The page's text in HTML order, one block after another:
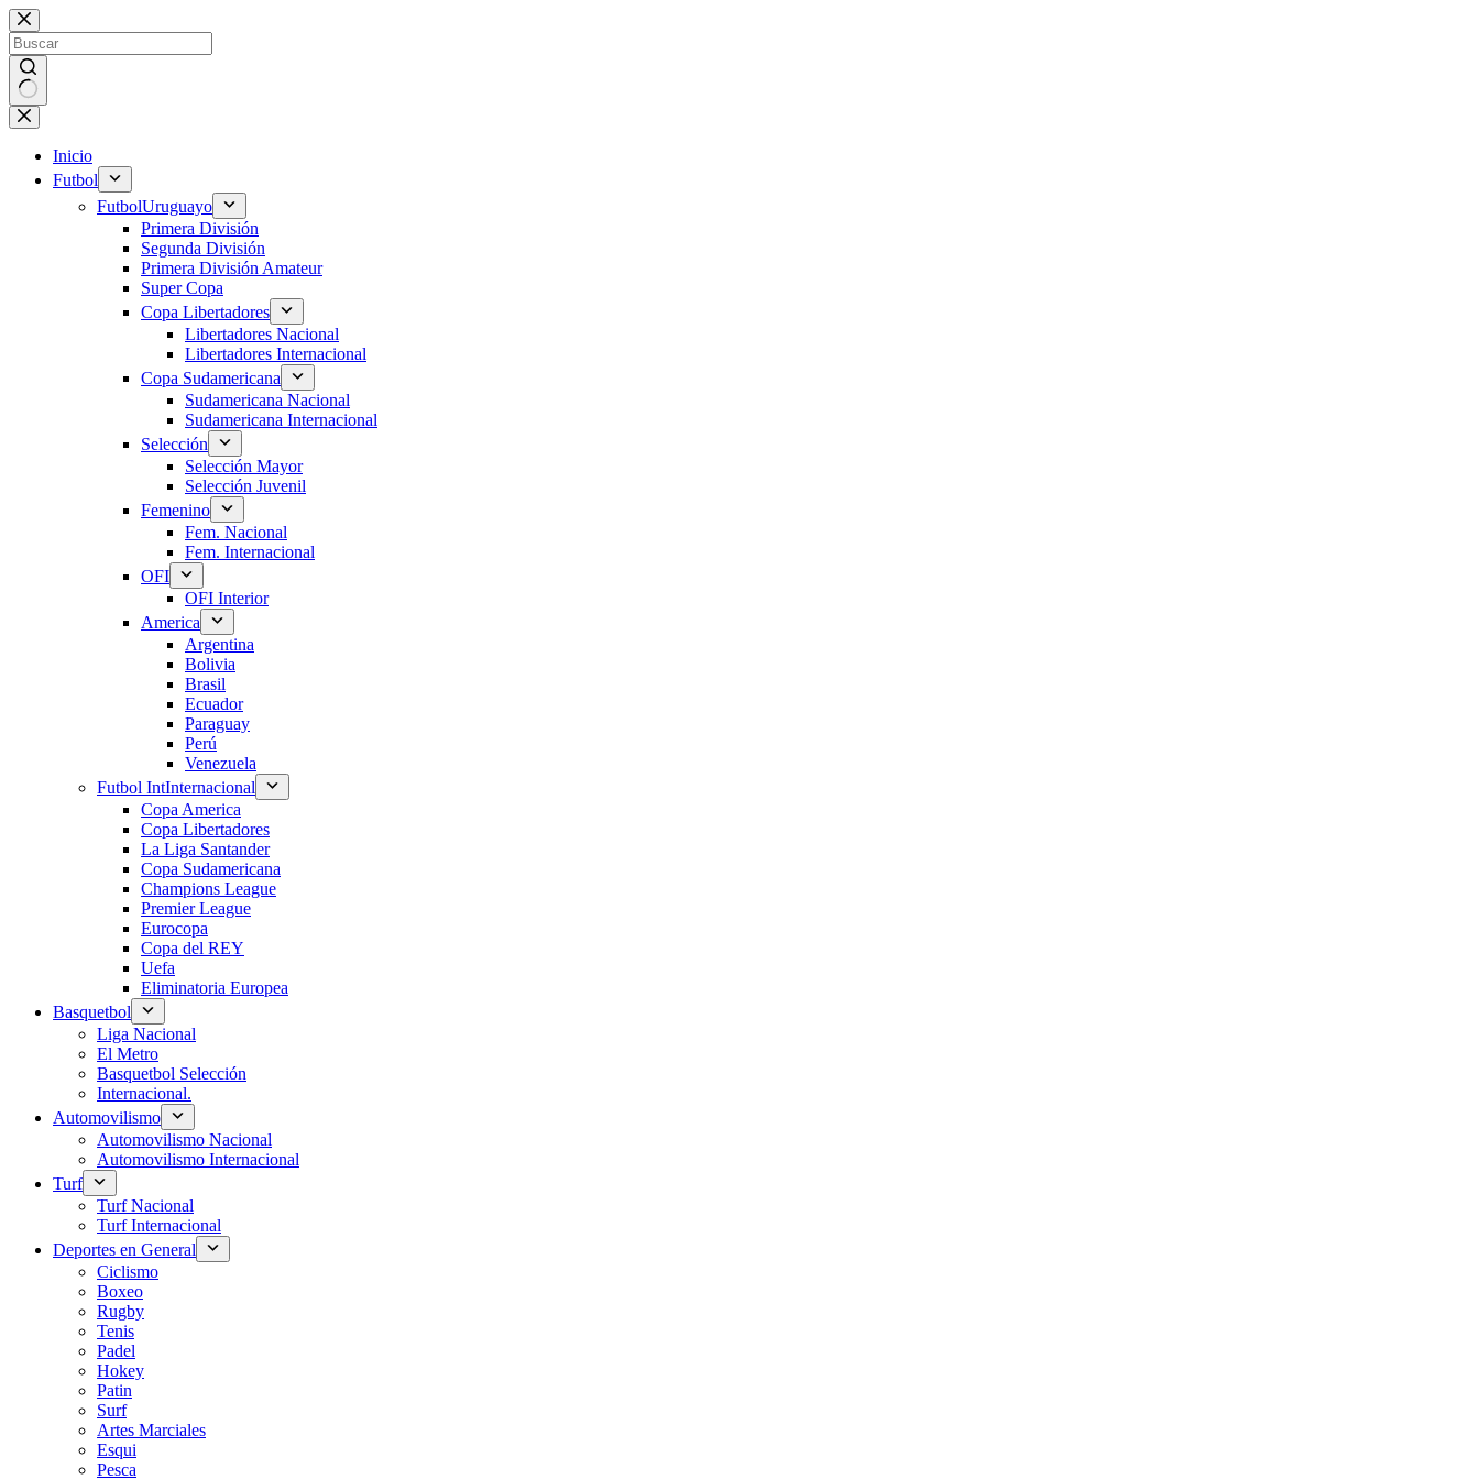
Saltar
al
contenido
Sin
resultados
Inicio
Futbol
FutbolUruguayo
Primera División
Segunda División
Primera División Amateur
Super Copa
Copa Libertadores
Libertadores Nacional
Libertadores Internacional
Copa Sudamericana
Sudamericana Nacional
Sudamericana Internacional
Selección
Selección Mayor
Selección Juvenil
Femenino
Fem. Nacional
Fem. Internacional
OFI
OFI Interior
America
Argentina
Bolivia
Brasil
Ecuador
Paraguay
Perú
Venezuela
Futbol IntInternacional
Copa America
Copa Libertadores
La Liga Santander
Copa Sudamericana
Champions League
Premier League
Eurocopa
Copa del REY
Uefa
Eliminatoria Europea
Basquetbol
Liga Nacional
El Metro
Basquetbol Selección
Internacional.
Automovilismo
Automovilismo Nacional
Automovilismo Internacional
Turf
Turf Nacional
Turf Internacional
Deportes en General
Ciclismo
Boxeo
Rugby
Tenis
Padel
Hokey
Patin
Surf
Artes Marciales
Esqui
Pesca